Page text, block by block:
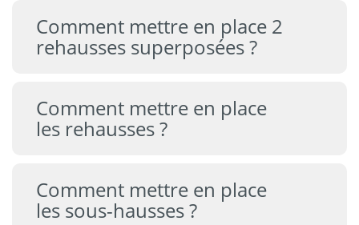
Comment mettre en place 2
rehausses superposées ?
Comment mettre en place
les rehausses ?
Comment mettre en place
les sous-hausses ?